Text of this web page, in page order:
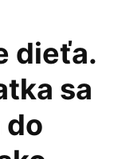
dieťa.
sa
do